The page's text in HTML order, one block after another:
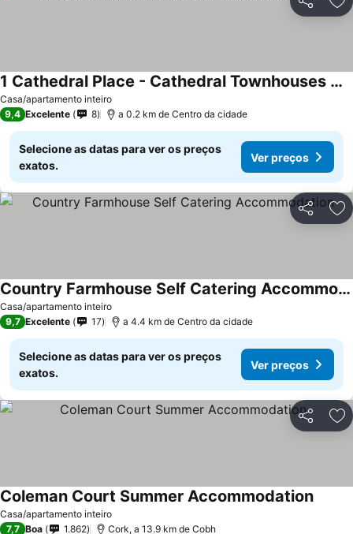
Partilhar
Casa/apartamento inteiro
1 Cathedral Place - Cathedral Townhouses Cobh
9,4 Excelente 8 a 0.2 km de Centro da cidade
Selecione as datas para ver os preços
exatos.
Ver preços
Partilhar
Casa/apartamento inteiro
Country Farmhouse Self Catering Accommodation
9,7 Excelente 17 a 4.4 km de Centro da cidade
Selecione as datas para ver os preços
exatos.
Ver preços
Partilhar
Casa/apartamento inteiro
Coleman Court Summer Accommodation
7,7 Boa 1.862 Cork, a 13.9 km de Cobh